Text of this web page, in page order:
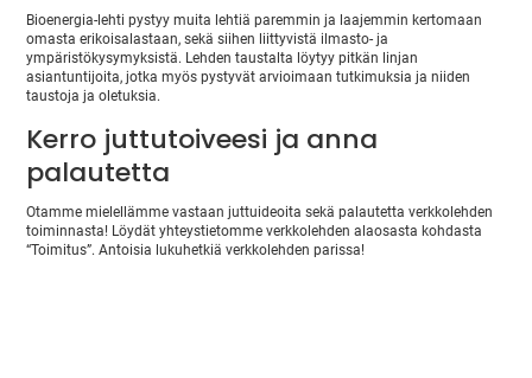
Bioenergia-lehti pystyy muita lehtiä paremmin ja laajemmin kertomaan
omasta erikoisalastaan, sekä siihen liittyvistä ilmasto- ja
ympäristökysymyksistä. Lehden taustalta löytyy pitkän linjan
asiantuntijoita, jotka myös pystyvät arvioimaan tutkimuksia ja niiden
taustoja ja oletuksia.
Kerro juttutoiveesi ja anna
palautetta
Otamme mielellämme vastaan juttuideoita sekä palautetta verkkolehden
toiminnasta! Löydät yhteystietomme verkkolehden alaosasta kohdasta
“Toimitus”. Antoisia lukuhetkiä verkkolehden parissa!